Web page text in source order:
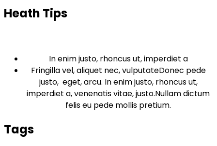
Heath Tips
In enim justo, rhoncus ut, imperdiet a
Fringilla vel, aliquet nec, vulputateDonec pede
justo, eget, arcu. In enim justo, rhoncus ut,
imperdiet a, venenatis vitae, justo.Nullam dictum
felis eu pede mollis pretium.
Tags